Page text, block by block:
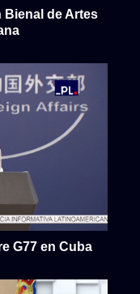
de Artes
G77 en Cuba